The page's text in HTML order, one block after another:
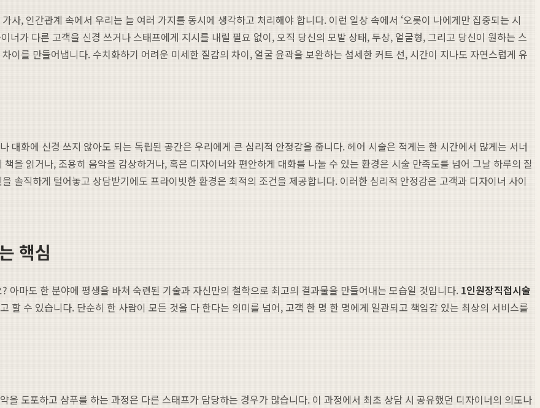
사, 인간관계 속에서 우리는 늘 여러 가지를 동시에 생각하고 처리해야 합니다. 이런 일상 속에서 ‘오롯이 나에게만 집중되는 시
너가 다른 고객을 신경 쓰거나 스태프에게 지시를 내릴 필요 없이, 오직 당신의 모발 상태, 두상, 얼굴형, 그리고 당신이 원하는 스
이를 만들어냅니다. 수치화하기 어려운 미세한 질감의 차이, 얼굴 윤곽을 보완하는 섬세한 커트 선, 시간이 지나도 자연스럽게 유
대화에 신경 쓰지 않아도 되는 독립된 공간은 우리에게 큰 심리적 안정감을 줍니다. 헤어 시술은 적게는 한 시간에서 많게는 서너
을 읽거나, 조용히 음악을 감상하거나, 혹은 디자이너와 편안하게 대화를 나눌 수 있는 환경은 시술 만족도를 넘어 그날 하루의 질
솔직하게 털어놓고 상담받기에도 프라이빗한 환경은 최적의 조건을 제공합니다. 이러한 심리적 안정감은 고객과 디자이너 사이
핵심
아마도 한 분야에 평생을 바쳐 숙련된 기술과 자신만의 철학으로 최고의 결과물을 만들어내는 모습일 것입니다. 1인원장직접시술
할 수 있습니다. 단순히 한 사람이 모든 것을 다 한다는 의미를 넘어, 고객 한 명 한 명에게 일관되고 책임감 있는 최상의 서비스를
도포하고 샴푸를 하는 과정은 다른 스태프가 담당하는 경우가 많습니다. 이 과정에서 최초 상담 시 공유했던 디자이너의 의도나